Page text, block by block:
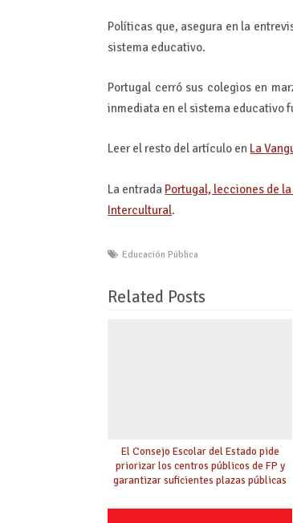
Políticas que, asegura en la
sistema educativo.
Portugal cerró sus colegios en
inmediata en el sistema educativo
Leer el resto del artículo en La
La entrada Portugal, lecciones de
Intercultural.
Educación Pública
Related Posts
El Consejo Escolar del Estado pide
priorizar los centros públicos de FP y
garantizar suficientes plazas públicas